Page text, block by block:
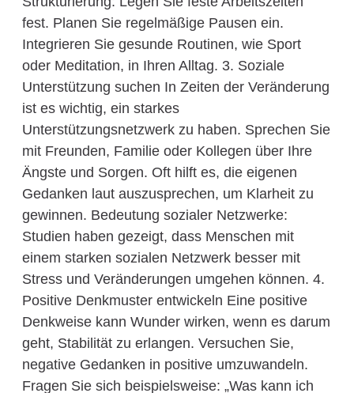
fest. Planen Sie regelmäßige Pausen ein.
Integrieren Sie gesunde Routinen, wie Sport
oder Meditation, in Ihren Alltag. 3. Soziale
Unterstützung suchen In Zeiten der Veränderung
ist es wichtig, ein starkes
Unterstützungsnetzwerk zu haben. Sprechen Sie
mit Freunden, Familie oder Kollegen über Ihre
Ängste und Sorgen. Oft hilft es, die eigenen
Gedanken laut auszusprechen, um Klarheit zu
gewinnen. Bedeutung sozialer Netzwerke:
Studien haben gezeigt, dass Menschen mit
einem starken sozialen Netzwerk besser mit
Stress und Veränderungen umgehen können. 4.
Positive Denkmuster entwickeln Eine positive
Denkweise kann Wunder wirken, wenn es darum
geht, Stabilität zu erlangen. Versuchen Sie,
negative Gedanken in positive umzuwandeln.
Fragen Sie sich beispielsweise: „Was kann ich